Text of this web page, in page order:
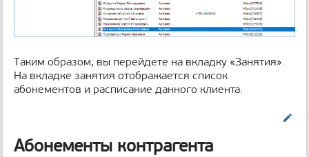
Таким образом, вы перейдете на вкладку «Занятия».
На вкладке занятия отображается список
абонементов и расписание данного клиента.
Абонементы контрагента